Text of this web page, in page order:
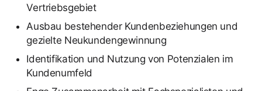
Vertriebsgebiet
Ausbau bestehender Kundenbeziehungen und
gezielte Neukundengewinnung
Identifikation und Nutzung von Potenzialen im
Kundenumfeld